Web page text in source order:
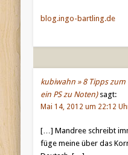
blog.ingo-bartling.de
kubiwahn » 8 Tipps
ein PS zu Noten) sagt:
Mai 14, 2012 um 22:12
[…] Mandree schreibt
füge meine über das